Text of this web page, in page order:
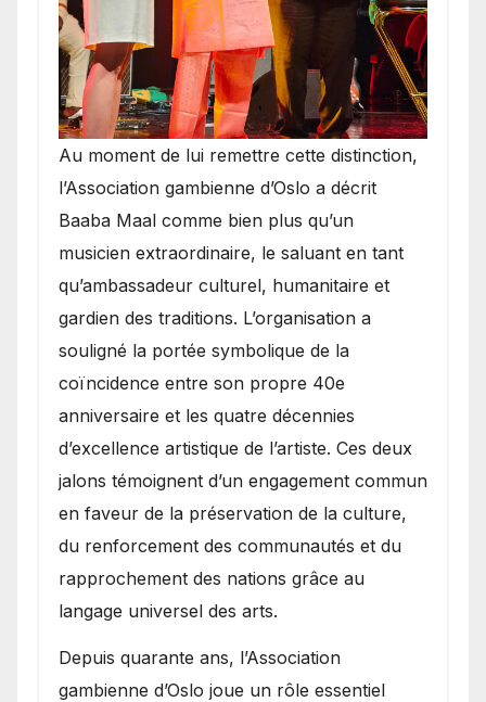
​Au moment de lui remettre cette distinction,
l’Association gambienne d’Oslo a décrit
Baaba Maal comme bien plus qu’un
musicien extraordinaire, le saluant en tant
qu’ambassadeur culturel, humanitaire et
gardien des traditions. L’organisation a
souligné la portée symbolique de la
coïncidence entre son propre 40e
anniversaire et les quatre décennies
d’excellence artistique de l’artiste. Ces deux
jalons témoignent d’un engagement commun
en faveur de la préservation de la culture,
du renforcement des communautés et du
rapprochement des nations grâce au
langage universel des arts.
​Depuis quarante ans, l’Association
gambienne d’Oslo joue un rôle essentiel